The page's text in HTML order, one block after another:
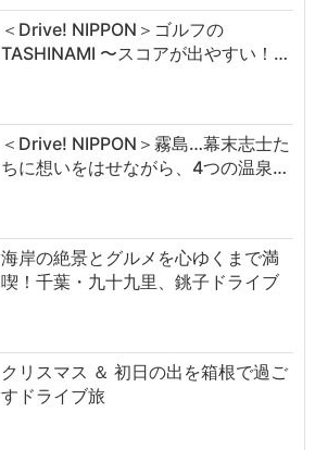
＜Drive! NIPPON＞ゴルフの
TASHINAMI 〜スコアが出やすい！…
＜Drive! NIPPON＞霧島…幕末志士た
ちに想いをはせながら、4つの温泉…
海岸の絶景とグルメを心ゆくまで満
喫！千葉・九十九里、銚子ドライブ
クリスマス ＆ 初日の出を箱根で過ご
すドライブ旅